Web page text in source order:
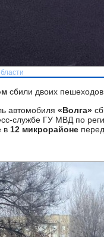
сбили двоих
автомобиля «Волга»
службе ГУ МВД по
в 12 микрорайоне